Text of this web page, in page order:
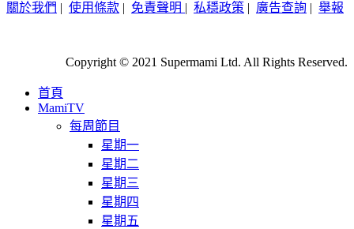
關於我們 | 使用條款 | 免責聲明 | 私穩政策 | 廣告查詢 | 舉報
Copyright © 2021 Supermami Ltd. All Rights Reserved.
首頁
MamiTV
每周節目
星期一
星期二
星期三
星期四
星期五